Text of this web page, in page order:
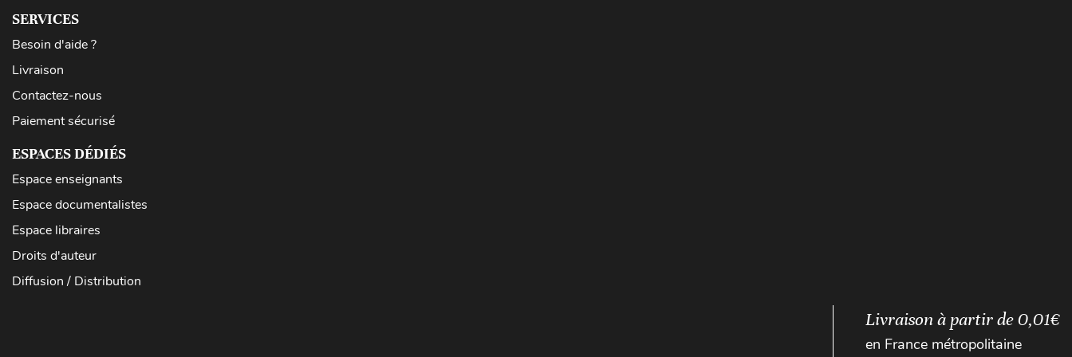
SERVICES
Besoin d'aide ?
Livraison
Contactez-nous
Paiement sécurisé
ESPACES DÉDIÉS
Espace enseignants
Espace documentalistes
Espace libraires
Droits d'auteur
Diffusion / Distribution
Livraison à partir de 0,01€
en France métropolitaine